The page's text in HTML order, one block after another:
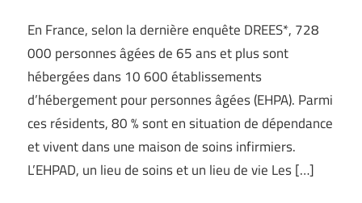
En France, selon la dernière enquête DREES*, 728
000 personnes âgées de 65 ans et plus sont
hébergées dans 10 600 établissements
d’hébergement pour personnes âgées (EHPA). Parmi
ces résidents, 80 % sont en situation de dépendance
et vivent dans une maison de soins infirmiers.
L’EHPAD, un lieu de soins et un lieu de vie Les […]